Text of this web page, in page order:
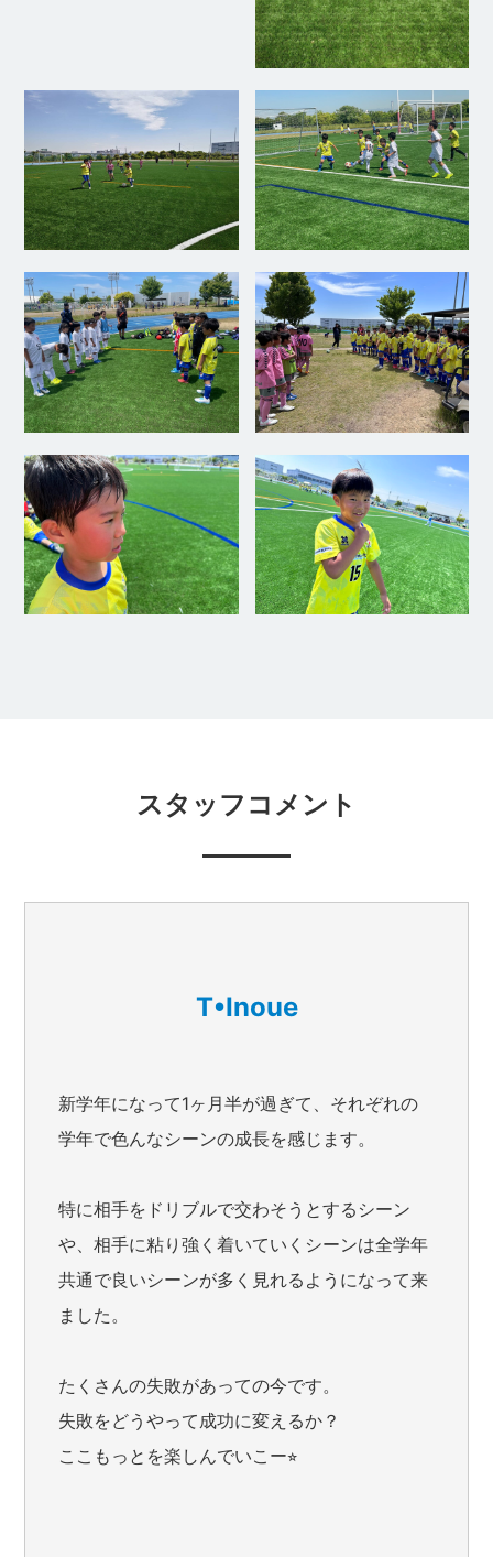
スタッフコメント
T•Inoue
新学年になって1ヶ月半が過ぎて、それぞれの
学年で色んなシーンの成長を感じます。
特に相手をドリブルで交わそうとするシーン
や、相手に粘り強く着いていくシーンは全学年
共通で良いシーンが多く見れるようになって来
ました。
たくさんの失敗があっての今です。
失敗をどうやって成功に変えるか？
ここもっとを楽しんでいこー⭐︎